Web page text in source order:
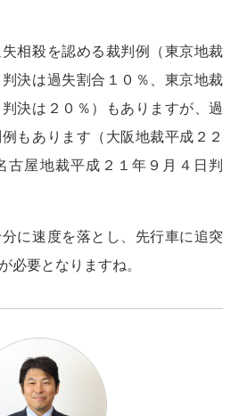
相殺を認める裁判例（東京地裁
決は過失割合１０％、東京地裁
決は２０％）もありますが、過
もあります（大阪地裁平成２２
古屋地裁平成２１年９月４日判
に速度を落とし、先行車に追突
必要となりますね。